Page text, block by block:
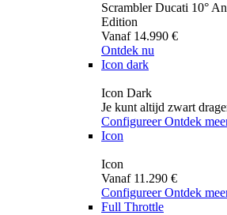
Scrambler Ducati 10°
Edition
Vanaf 14.990 €
Ontdek nu
Icon dark
Icon Dark
Je kunt altijd zwart
Configureer Ontdek
Icon
Icon
Vanaf 11.290 €
Configureer Ontdek
Full Throttle